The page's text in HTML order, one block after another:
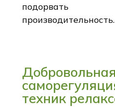
подорвать
производительность.
Добровольная
техник